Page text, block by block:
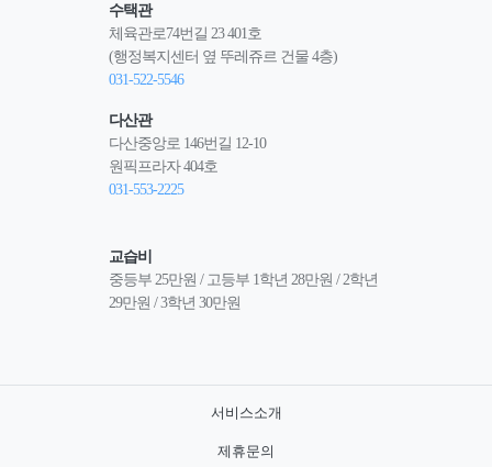
수택관
체육관로74번길 23 401호
(행정복지센터 옆 뚜레쥬르 건물 4층)
031-522-5546
다산관
다산중앙로 146번길 12-10
원픽프라자 404호
031-553-2225
교습비
중등부 25만원 / 고등부 1학년 28만원 / 2학년
29만원 / 3학년 30만원
서비스소개
제휴문의